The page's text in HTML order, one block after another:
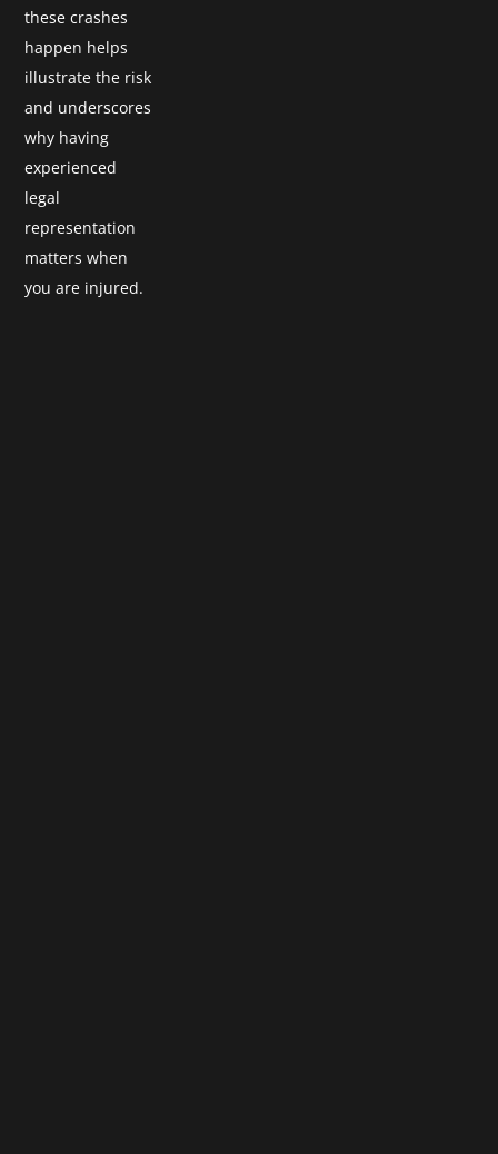
these crashes
happen helps
illustrate the risk
and underscores
why having
experienced
legal
representation
matters when
you are injured.